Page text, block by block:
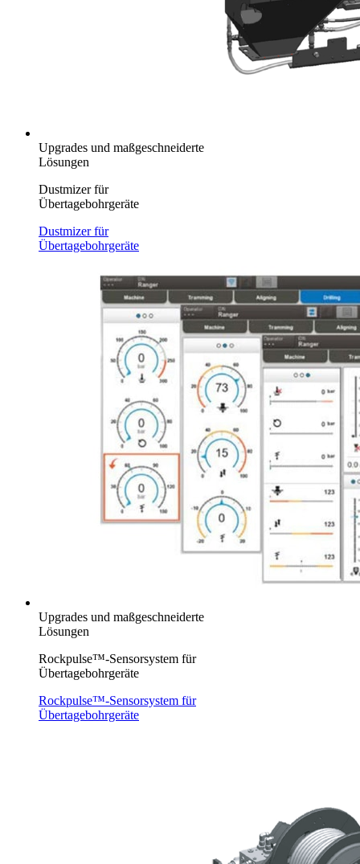
Upgrades und maßgeschneiderte
Lösungen
Dustmizer für
Übertagebohrgeräte
Dustmizer für
Übertagebohrgeräte
Upgrades und maßgeschneiderte
Lösungen
Rockpulse™-Sensorsystem für
Übertagebohrgeräte
Rockpulse™-Sensorsystem für
Übertagebohrgeräte